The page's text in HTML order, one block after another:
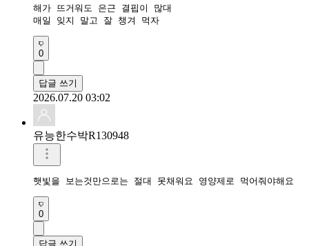
해가 뜨거워도 은근 결핍이 많대
매일 잊지 말고 잘 챙겨 먹자
0
답글 쓰기
2026.07.20 03:02
유능한수박R130948
햇빛을 보는것만으로는 절대 못채워요 영양제로 먹어줘야해요
0
답글 쓰기